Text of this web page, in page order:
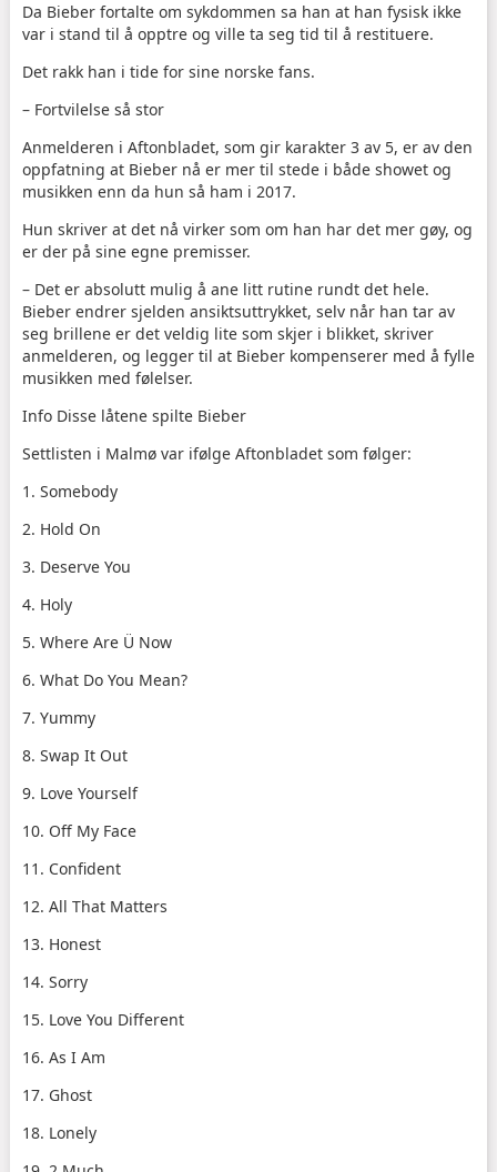
Da Bieber fortalte om sykdommen sa han at han fysisk ikke
var i stand til å opptre og ville ta seg tid til å restituere.
Det rakk han i tide for sine norske fans.
– Fortvilelse så stor
Anmelderen i Aftonbladet, som gir karakter 3 av 5, er av den
oppfatning at Bieber nå er mer til stede i både showet og
musikken enn da hun så ham i 2017.
Hun skriver at det nå virker som om han har det mer gøy, og
er der på sine egne premisser.
– Det er absolutt mulig å ane litt rutine rundt det hele.
Bieber endrer sjelden ansiktsuttrykket, selv når han tar av
seg brillene er det veldig lite som skjer i blikket, skriver
anmelderen, og legger til at Bieber kompenserer med å fylle
musikken med følelser.
Info Disse låtene spilte Bieber
Settlisten i Malmø var ifølge Aftonbladet som følger:
1. Somebody
2. Hold On
3. Deserve You
4. Holy
5. Where Are Ü Now
6. What Do You Mean?
7. Yummy
8. Swap It Out
9. Love Yourself
10. Off My Face
11. Confident
12. All That Matters
13. Honest
14. Sorry
15. Love You Different
16. As I Am
17. Ghost
18. Lonely